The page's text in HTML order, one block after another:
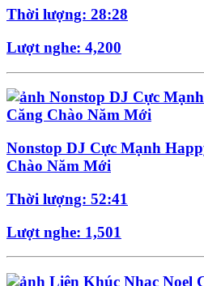
Thời lượng: 28:28
Lượt nghe: 4,200
Nonstop DJ Cực Mạnh
Chào Năm Mới
Thời lượng: 52:41
Lượt nghe: 1,501